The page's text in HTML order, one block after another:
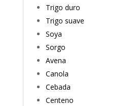
Trigo duro
Trigo suave
Soya
Sorgo
Avena
Canola
Cebada
Centeno